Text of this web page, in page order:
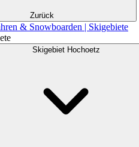
Zurück
& Snowboarden | Skigebiete
Skigebiet Hochoetz